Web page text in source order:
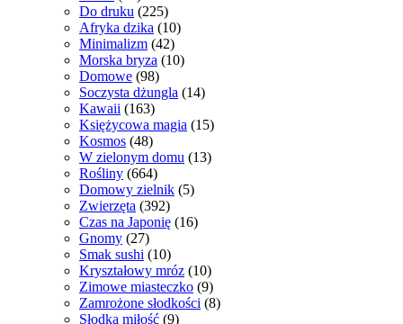
Do druku (225)
Afryka dzika (10)
Minimalizm (42)
Morska bryza (10)
Domowe (98)
Soczysta dżungla (14)
Kawaii (163)
Księżycowa magia (15)
Kosmos (48)
W zielonym domu (13)
Rośliny (664)
Domowy zielnik (5)
Zwierzęta (392)
Czas na Japonię (16)
Gnomy (27)
Smak sushi (10)
Kryształowy mróz (10)
Zimowe miasteczko (9)
Zamrożone słodkości (8)
Słodka miłość (9)